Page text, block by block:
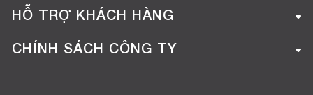
Giới thiệu công ty
Tuyển dụng
HỖ TRỢ KHÁCH HÀNG
Hướng dẫn mua hàng online
CHÍNH SÁCH CÔNG TY